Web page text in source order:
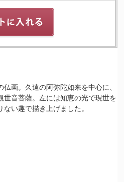
画。久遠の阿弥陀如来を中心に、
世音菩薩。左には知恵の光で現世を
い趣で描き上げました。